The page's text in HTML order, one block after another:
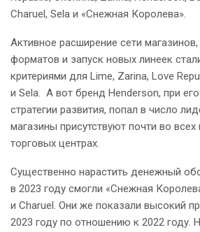
Charuel, Sela и «Снежная Королева».
Активное расширение сети
форматов и запуск новых линеек
критериями для Lime, Zarina, Love
и Sela. А вот бренд Henderson, при
стратегии развития, попал в число
магазины присутствуют почти во
торговых центрах.
Существенно нарастить денежный
в 2023 году смогли «Снежная
и Charuel. Они же показали высокий
2023 году по отношению к 2022 году.